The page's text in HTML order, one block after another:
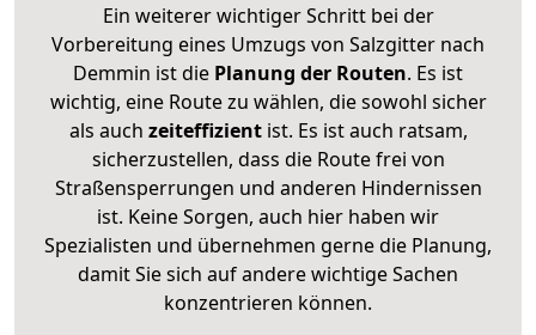
Ein weiterer wichtiger Schritt bei der
Vorbereitung eines Umzugs von Salzgitter nach
Demmin ist die Planung der Routen. Es ist
wichtig, eine Route zu wählen, die sowohl sicher
als auch zeiteffizientist. Es ist auch ratsam,
sicherzustellen, dass die Route frei von
Straßensperrungen und anderen Hindernissen
ist. Keine Sorgen, auch hier haben wir
Spezialisten und übernehmen gerne die Planung,
damit Sie sich auf andere wichtige Sachen
konzentrieren können.